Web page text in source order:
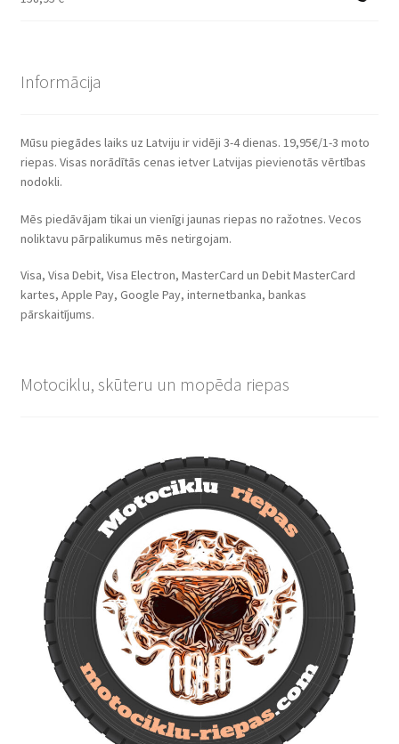
Informācija
Mūsu piegādes laiks uz Latviju ir vidēji 3-4 dienas. 19,95€/1-3 moto
riepas. Visas norādītās cenas ietver Latvijas pievienotās vērtības
nodokli.
Mēs piedāvājam tikai un vienīgi jaunas riepas no ražotnes. Vecos
noliktavu pārpalikumus mēs netirgojam.
Visa, Visa Debit, Visa Electron, MasterCard un Debit MasterCard
kartes, Apple Pay, Google Pay, internetbanka, bankas
pārskaitījums.
Motociklu, skūteru un mopēda riepas